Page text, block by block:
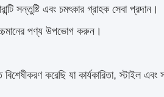
সন্তুষ্টি এবং চমৎকার গ্রাহক সেবা প্রদান।
পণ্য উপভোগ করুন।
করেছি যা কার্যকারিতা, স্টাইল